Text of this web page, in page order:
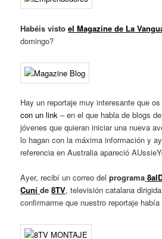
Habéis vistoel Magazine de La
domingo?
Hay un reportaje muy interesante que
con un link – en el que habla de blogs
jóvenes que quieran iniciar una nueva
lo hagan con la máxima información y
referencia en Australia apareció
Ayer, recibí un correo delprograma
Cuní de8TV, televisión catalana
confirmarme que nuestro reportaje había